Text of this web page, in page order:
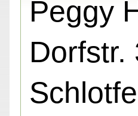
Peggy
Dorfstr.